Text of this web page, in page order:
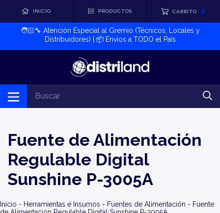
INICIO PRODUCTOS CARRITO 0
🧑🏻‍🔧​ Atención Especial al Gremio (Técnicos, Locales y
Distribuidores) | 📦​ Envíos a TODO el País
Fuente de Alimentación
Regulable Digital
Sunshine P-3005A
Inicio - Herramientas e Insumos - Fuentes de Alimentación - Fuente